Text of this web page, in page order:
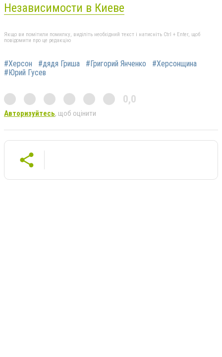
Независимости в Киеве
Якщо ви помітили помилку, виділіть необхідний текст і натисніть Ctrl + Enter, щоб
повідомити про це редакцію
#Херсон #дядя Гриша #Григорий Янченко
#Херсонщина
#Юрий Гусев
0,0
Авторизуйтесь, щоб оцінити